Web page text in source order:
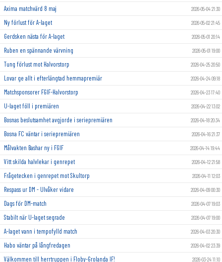
Axima matchvärd 8 maj 2026-05-04 21:30
Ny förlust för A-laget 2026-05-02 21:45
Gerdsken nästa för A-laget 2026-05-01 20:14
Ruben en spännande värvning 2026-05-01 19:00
Tung förlust mot Halvorstorp 2026-04-25 20:50
Lovar ge allt i efterlängtad hemmapremiär 2026-04-24 09:18
Matchsponsorer FGIF-Halvorstorp 2026-04-23 17:40
U-laget föll i premiären 2026-04-22 13:02
Bosnas beslutsamhet avgjorde i seriepremiären 2026-04-18 20:34
Bosna FC väntar i seriepremiären 2026-04-16 21:37
Målvakten Bashar ny i FGIF 2026-04-14 19:44
Vitt skilda halvlekar i genrepet 2026-04-12 21:58
Frågetecken i genrepet mot Skultorp 2026-04-11 12:03
Respass ur DM - Ulvåker vidare 2026-04-09 00:30
Dags för DM-match 2026-04-07 19:03
Stabilt när U-laget segrade 2026-04-07 19:00
A-laget vann i tempofylld match 2026-04-03 20:30
Habo väntar på långfredagen 2026-04-02 23:39
Välkommen till herrtruppen i Floby-Grolanda IF! 2026-03-24 11:10